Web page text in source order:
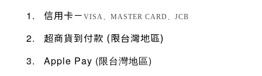
1. 信用卡－ VISA、MASTER CARD、JCB
2. 超商貨到付款 (限台灣地區)
3. Apple Pay (限台灣地區)